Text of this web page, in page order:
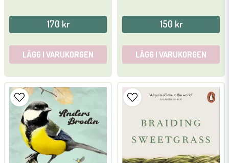
170 kr
LÄGG I VARUKORGEN
150 kr
LÄGG I VARUKORGEN